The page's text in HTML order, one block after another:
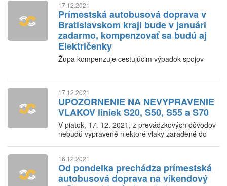
17.12.2021
Prímestská autobusová doprava v
Bratislavskom kraji bude v januári
zadarmo, kompenzovať sa budú aj
Električenky
Župa kompenzuje cestujúcim výpadok spojov
17.12.2021
UPOZORNENIE NA NEVYPRAVENIE
VLAKOV liniek S20, S50, S55 a S70
V piatok, 17. 12. 2021, z prevádzkových dôvodov
nebudú vypravené niektoré vlaky zaradené do
16.12.2021
Od pondelka prechádza prímestská
autobusová doprava na víkendový